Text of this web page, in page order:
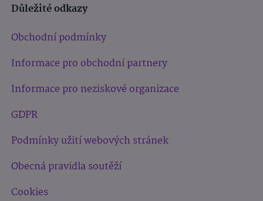
Důležité odkazy
Obchodní podmínky
Informace pro obchodní partnery
Informace pro neziskové organizace
GDPR
Podmínky užití webových stránek
Obecná pravidla soutěží
Cookies